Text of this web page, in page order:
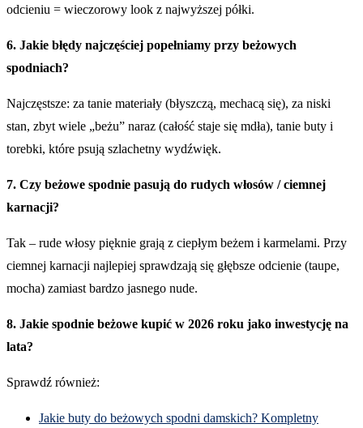
odcieniu = wieczorowy look z najwyższej półki.
6. Jakie błędy najczęściej popełniamy przy beżowych
spodniach?
Najczęstsze: za tanie materiały (błyszczą, mechacą się), za niski
stan, zbyt wiele „beżu” naraz (całość staje się mdła), tanie buty i
torebki, które psują szlachetny wydźwięk.
7. Czy beżowe spodnie pasują do rudych włosów / ciemnej
karnacji?
Tak – rude włosy pięknie grają z ciepłym beżem i karmelami. Przy
ciemnej karnacji najlepiej sprawdzają się głębsze odcienie (taupe,
mocha) zamiast bardzo jasnego nude.
8. Jakie spodnie beżowe kupić w 2026 roku jako inwestycję na
lata?
Sprawdź również:
Jakie buty do beżowych spodni damskich? Kompletny